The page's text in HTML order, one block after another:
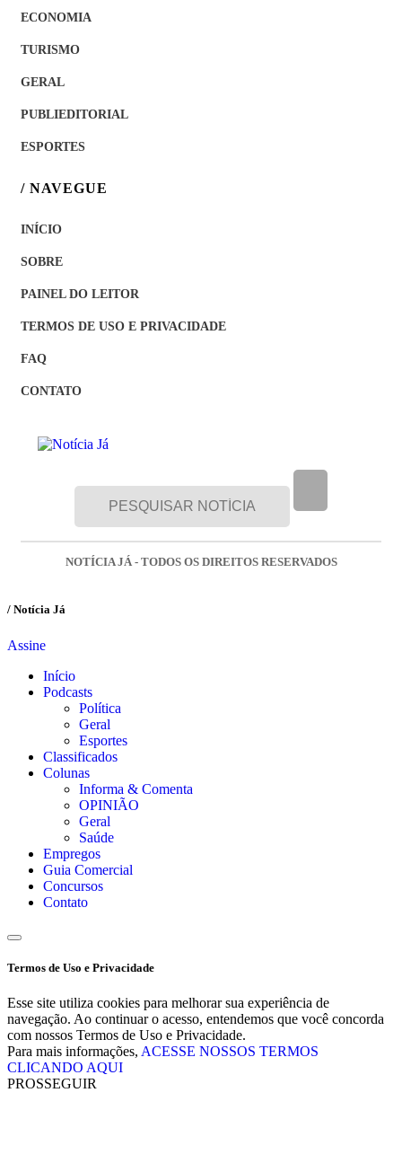
ECONOMIA
TURISMO
GERAL
PUBLIEDITORIAL
ESPORTES
/ NAVEGUE
INÍCIO
SOBRE
PAINEL DO LEITOR
TERMOS DE USO E PRIVACIDADE
FAQ
CONTATO
NOTÍCIA JÁ - TODOS OS DIREITOS RESERVADOS
/ Notícia Já
Assine
Início
Podcasts
Política
Geral
Esportes
Classificados
Colunas
Informa & Comenta
OPINIÃO
Geral
Saúde
Empregos
Guia Comercial
Concursos
Contato
Termos de Uso e Privacidade
Esse site utiliza cookies para melhorar sua experiência de
navegação. Ao continuar o acesso, entendemos que você concorda
com nossos Termos de Uso e Privacidade.
Para mais informações, ACESSE NOSSOS TERMOS
CLICANDO AQUI
PROSSEGUIR